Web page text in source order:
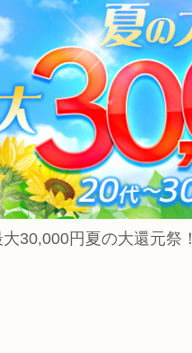
30,000円夏の大還元祭！